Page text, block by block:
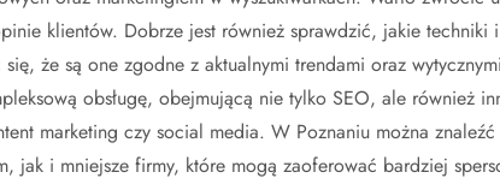
klientów. Dobrze jest również sprawdzić, jakie techniki i
że są one zgodne z aktualnymi trendami oraz
obsługę, obejmującą nie tylko SEO, ale również
marketing czy social media. W Poznaniu można
jak i mniejsze firmy, które mogą zaoferować bardziej